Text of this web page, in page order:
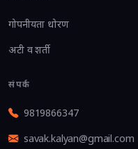
गोपनीयता धोरण
अटी व शर्ती
संपर्क
9819866347
savak.kalyan@gmail.com